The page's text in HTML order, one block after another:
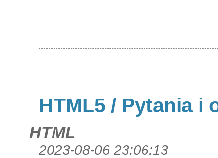
HTML5 / Pytania i
HTML
2023-08-06 23:06:13